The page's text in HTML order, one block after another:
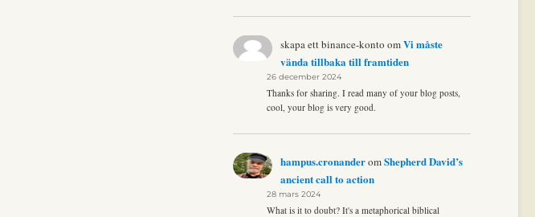
skapa ett binance-konto omVi måste
vända tillbaka till framtiden
26 december 2024
Thanks for sharing. I read many of your blog posts,
cool, your blog is very good.
hampus.cronanderomShepherd David’s
ancient call to action
28 mars 2024
What is it to doubt? It's a metaphorical biblical